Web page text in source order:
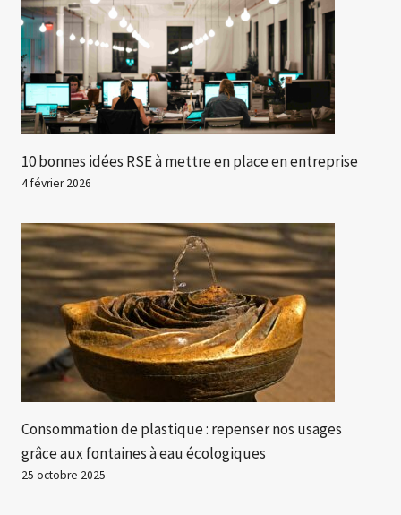
10 bonnes idées RSE à mettre en place en entreprise
4 février 2026
Consommation de plastique : repenser nos usages
grâce aux fontaines à eau écologiques
25 octobre 2025